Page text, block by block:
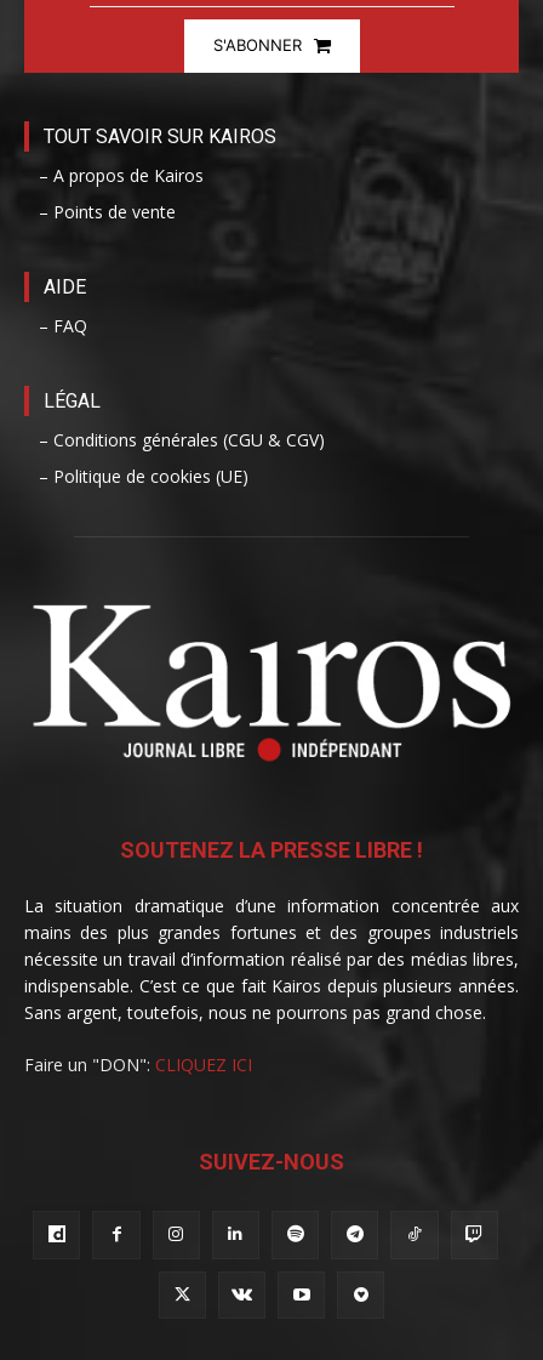
S'ABONNER
TOUT SAVOIR SUR KAIROS
– A propos de Kairos
– Points de vente
AIDE
– FAQ
LÉGAL
– Conditions générales (CGU & CGV)
– Politique de cookies (UE)
SOUTENEZ LA PRESSE LIBRE !
La situation dramatique d’une information concentrée aux
mains des plus grandes fortunes et des groupes industriels
nécessite un travail d’information réalisé par des médias libres,
indispensable. C’est ce que fait Kairos depuis plusieurs années.
Sans argent, toutefois, nous ne pourrons pas grand chose.
Faire un "DON": CLIQUEZ ICI
SUIVEZ-NOUS